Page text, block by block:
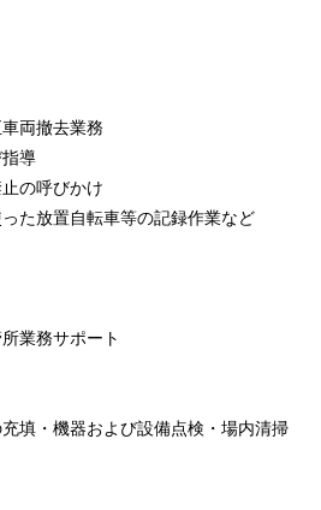
両撤去業務
導
の呼びかけ
た放置自転車等の記録作業など
業務サポート
填・機器および設備点検・場内清掃